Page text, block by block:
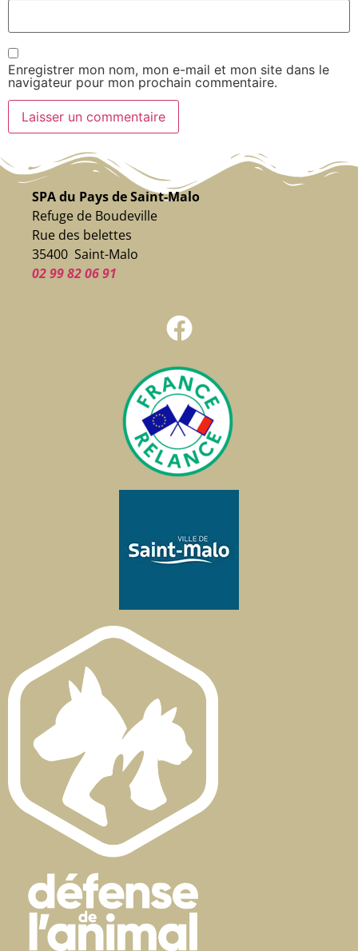
Enregistrer mon nom, mon e-mail et mon site dans le
navigateur pour mon prochain commentaire.
SPA du Pays de Saint-Malo
Refuge de Boudeville
Rue des belettes
35400 Saint-Malo
02 99 82 06 91